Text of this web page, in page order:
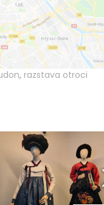
, razstava otroci